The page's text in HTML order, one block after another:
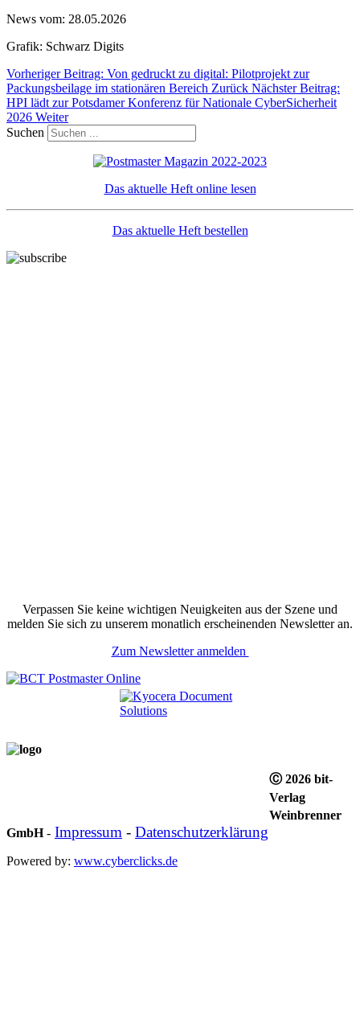
News vom: 28.05.2026
Grafik: Schwarz Digits
Vorheriger Beitrag: Von gedruckt zu digital: Pilotprojekt zur
Packungsbeilage im stationären Bereich Zurück Nächster Beitrag:
HPI lädt zur Potsdamer Konferenz für Nationale CyberSicherheit
2026 Weiter
Suchen
Das aktuelle Heft online lesen
Das aktuelle Heft bestellen
Verpassen Sie keine wichtigen Neuigkeiten aus der Szene und
melden Sie sich zu unserem monatlich erscheinenden Newsletter an.
Zum Newsletter anmelden
Ⓒ 2026 bit-
Verlag
Weinbrenner
GmbH- Impressum - Datenschutzerklärung
Powered by: www.cyberclicks.de